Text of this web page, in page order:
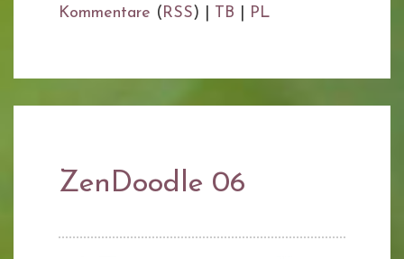
Kommentare (RSS) | TB PL
ZenDoodle 06